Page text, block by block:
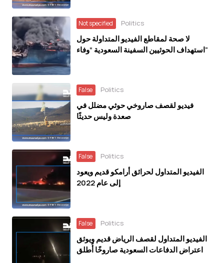
Not specified Politics
لا صحة لمقاطع الفيديو المتداولة حول
استهداف الحوثيين السفينة السعودية “وفاء”
False Politics
فيديو لقصف صاروخي حوثي مضلل في
صعدة وليس حديثًا
False Politics
الفيديو المتداول لحرائق أرامكو قديم ويعود
إلى عام 2022
False Politics
الفيديو المتداول لقصف الرياض قديم ويوثق
اعتراض الدفاعات السعودية صاروخًا أُطلق